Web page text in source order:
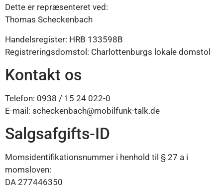
Dette er repræsenteret ved:
Thomas Scheckenbach
Handelsregister: HRB 133598B
Registreringsdomstol: Charlottenburgs lokale domstol
Kontakt os
Telefon: 0938 / 15 24 022-0
E-mail: scheckenbach@mobilfunk-talk.de
Salgsafgifts-ID
Momsidentifikationsnummer i henhold til § 27 a i
momsloven:
DA 277446350